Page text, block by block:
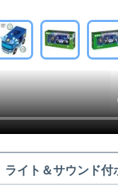
ライト＆サウンド付